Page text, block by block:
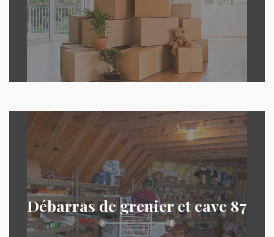
Débarras de grenier et cave 87